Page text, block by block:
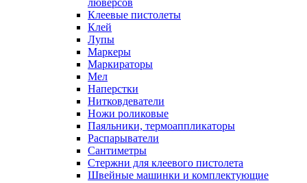
Клеевые пистолеты
Клей
Лупы
Маркеры
Маркираторы
Мел
Наперстки
Нитковдеватели
Ножи роликовые
Паяльники, термоаппликаторы
Распарыватели
Сантиметры
Стержни для клеевого пистолета
Швейные машинки и комплектующие